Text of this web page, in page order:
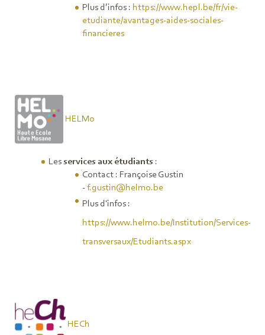
Plus d’infos : https://www.hepl.be/fr/vie-
etudiante/avantages-aides-sociales-
financieres
HELMo
Lesservices aux étudiants:
Contact : Françoise Gustin
-f.gustin@helmo.be
Plus d'infos:
https://www.helmo.be/Institution/Services-
transversaux/Etudiants.aspx
HECh